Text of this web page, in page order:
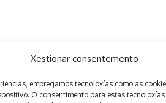
Xestionar consentemento
empregamos tecnoloxías como as
O consentimento para estas